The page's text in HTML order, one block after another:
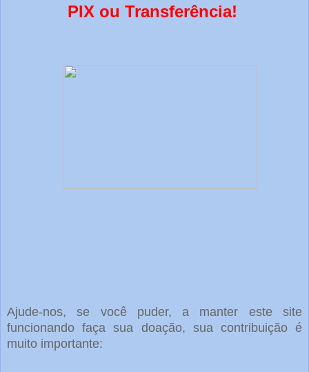
PIX ou Transferência!
Ajude-nos, se você puder, a manter este site
funcionando faça sua doação, sua contribuição é
muito importante: